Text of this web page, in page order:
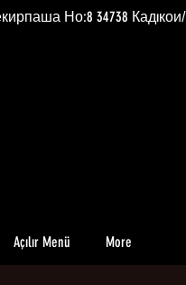
Но:8 34738
Açılır Menü More